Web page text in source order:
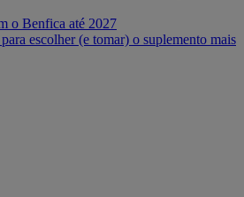
o Benfica até 2027
escolher (e tomar) o suplemento mais